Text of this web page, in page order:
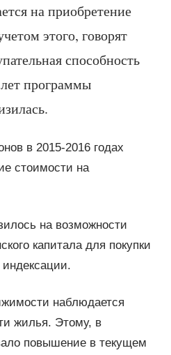
на приобретение
этого, говорят
способность
программы
в 2015-2016 годах
стоимости на
на возможности
капитала для покупки
наблюдается
жилья. Этому, в
повышение в текущем